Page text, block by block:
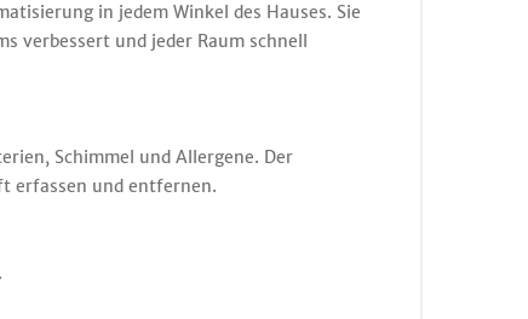
in jedem Winkel des Hauses. Sie
verbessert und jeder Raum schnell
Schimmel und Allergene. Der
erfassen und entfernen.